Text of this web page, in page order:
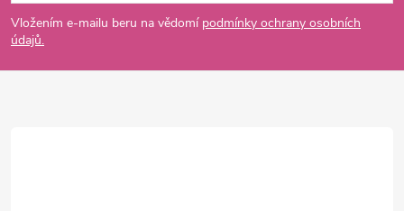
p
a
Vložením e-mailu beru na vědomí podmínky ochrany osobních
údajů.